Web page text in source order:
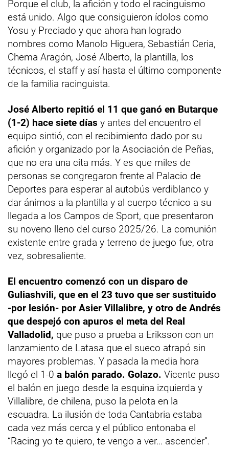
Porque el club, la afición y todo el racinguismo
está unido. Algo que consiguieron ídolos como
Yosu y Preciado y que ahora han logrado
nombres como Manolo Higuera, Sebastián Ceria,
Chema Aragón, José Alberto, la plantilla, los
técnicos, el staff y así hasta el último componente
de la familia racinguista.
José Alberto repitió el 11 que ganó en Butarque
(1-2) hace siete días y antes del encuentro el
equipo sintió, con el recibimiento dado por su
afición y organizado por la Asociación de Peñas,
que no era una cita más. Y es que miles de
personas se congregaron frente al Palacio de
Deportes para esperar al autobús verdiblanco y
dar ánimos a la plantilla y al cuerpo técnico a su
llegada a los Campos de Sport, que presentaron
su noveno lleno del curso 2025/26. La comunión
existente entre grada y terreno de juego fue, otra
vez, sobresaliente.
El encuentro comenzó con un disparo de
Guliashvili, que en el 23 tuvo que ser sustituido
-por lesión- por Asier Villalibre, y otro de Andrés
que despejó con apuros el meta del Real
Valladolid, que puso a prueba a Eriksson con un
lanzamiento de Latasa que el sueco atrapó sin
mayores problemas. Y pasada la media hora
llegó el 1-0 a balón parado. Golazo. Vicente puso
el balón en juego desde la esquina izquierda y
Villalibre, de chilena, puso la pelota en la
escuadra. La ilusión de toda Cantabria estaba
cada vez más cerca y el público entonaba el
“Racing yo te quiero, te vengo a ver… ascender”.